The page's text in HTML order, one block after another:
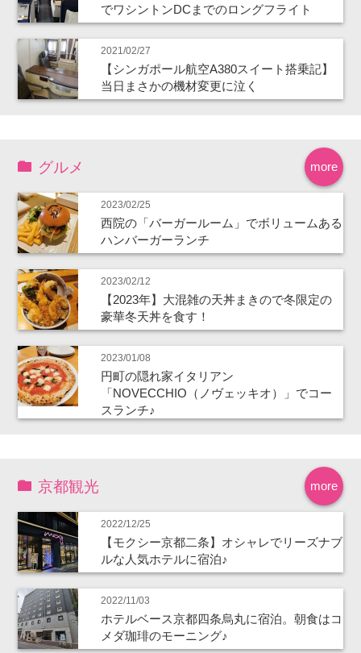
でワシントンDCまでのロングフライト
2021/02/27
【シンガポール航空A380スイート搭乗記】
当日まさかの機材変更に泣く
more
グルメ
2023/02/25
西院の「バーガールーム」でボリュームある
ハンバーガーランチ
2023/02/12
【2023年】大混雑の天丼まきので冬限定の
豪華冬天丼を食す！
2023/01/08
円町の隠れ家イタリアン
「NOVECCHIO（ノヴェッキオ）」でコー
スランチ♪
more
京都観光
2022/12/25
【モクシー京都二条】オシャレでリーズナブ
ルな人気ホテルに宿泊♪
2022/11/03
ホテルベース京都四条烏丸に宿泊。朝食はコ
メダ珈琲のモーニング♪